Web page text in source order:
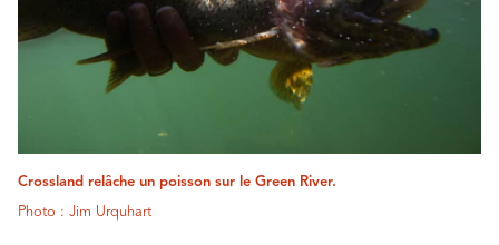
Crossland relâche un poisson sur le Green River.
Photo : Jim Urquhart